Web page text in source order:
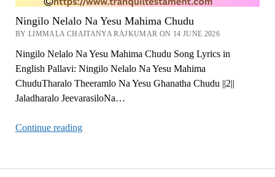
Ningilo Nelalo Na Yesu Mahima Chudu
BY LIMMALA CHAITANYA RAJKUMAR ON 14 JUNE 2026
Ningilo Nelalo Na Yesu Mahima Chudu Song Lyrics in
English Pallavi: Ningilo Nelalo Na Yesu Mahima
ChuduTharalo Theeramlo Na Yesu Ghanatha Chudu ||2||
Jaladharalo JeevarasiloNa…
Continue readingNingilo
Yesu